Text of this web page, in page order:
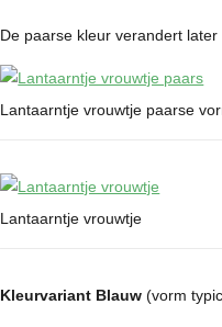
De paarse kleur verandert
Lantaarntje vrouwtje paarse
Lantaarntje vrouwtje
Kleurvariant Blauw (vorm